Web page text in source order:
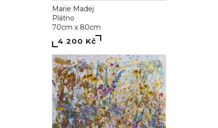
Marie Madej
Plátno
70cm x 80cm
4 200 Kč